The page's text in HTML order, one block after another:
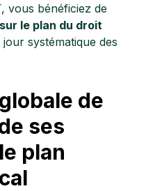
, vous bénéficiez de
le plan du droit
systématique des
de
ses
plan